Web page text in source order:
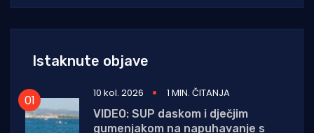
Istaknute objave
10 kol. 2026
1 MIN. ČITANJA
VIDEO: SUP daskom i dječjim
gumenjakom na napuhavanje s